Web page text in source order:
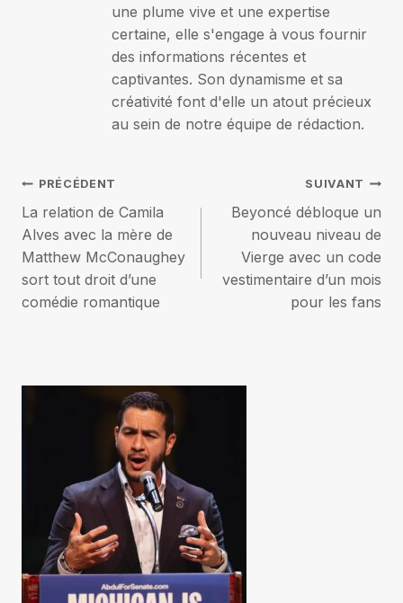
une plume vive et une expertise
certaine, elle s'engage à vous fournir
des informations récentes et
captivantes. Son dynamisme et sa
créativité font d'elle un atout précieux
au sein de notre équipe de rédaction.
Navigation
de
l’article
PRÉCÉDENT
La relation de Camila
Alves avec la mère de
Matthew McConaughey
sort tout droit d’une
comédie romantique
SUIVANT
Beyoncé débloque un
nouveau niveau de
Vierge avec un code
vestimentaire d’un mois
pour les fans